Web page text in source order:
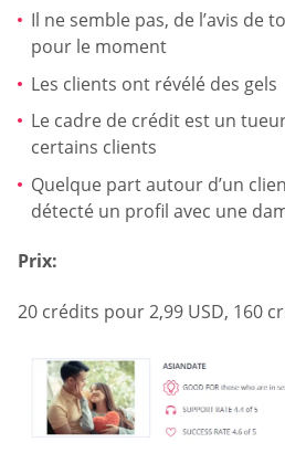
Il ne semble pas, de l’avis de
pour le moment
Les clients ont révélé des gels
Le cadre de crédit est un
certains clients
Quelque part autour d’un
détecté un profil avec une
Prix:
20 crédits pour 2,99 USD, 160